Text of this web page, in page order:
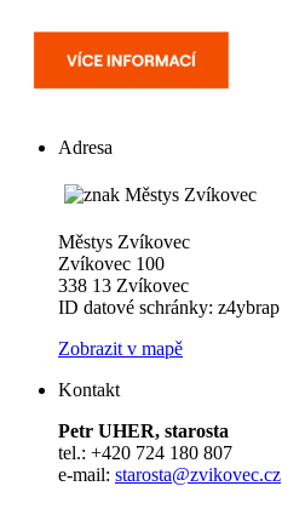
Adresa
Městys Zvíkovec
Zvíkovec 100
338 13 Zvíkovec
ID datové schránky: z4ybrap
Zobrazit v mapě
Kontakt
Petr UHER, starosta
tel.: +420 724 180 807
e-mail: starosta@zvikovec.cz